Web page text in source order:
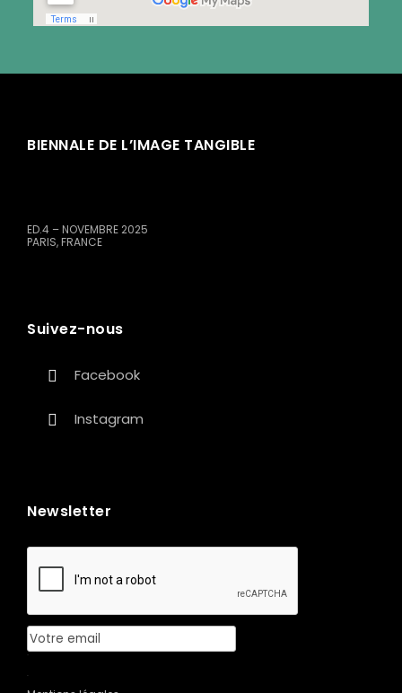
BIENNALE DE L’IMAGE TANGIBLE
ED.4 – NOVEMBRE 2025
PARIS, FRANCE
Suivez-nous
Facebook
Instagram
Newsletter